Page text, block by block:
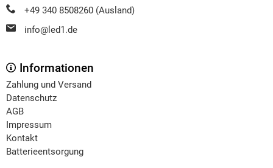
+49 340 8508260 (Ausland)
info@led1.de
Informationen
Zahlung und Versand
Datenschutz
AGB
Impressum
Kontakt
Batterieentsorgung